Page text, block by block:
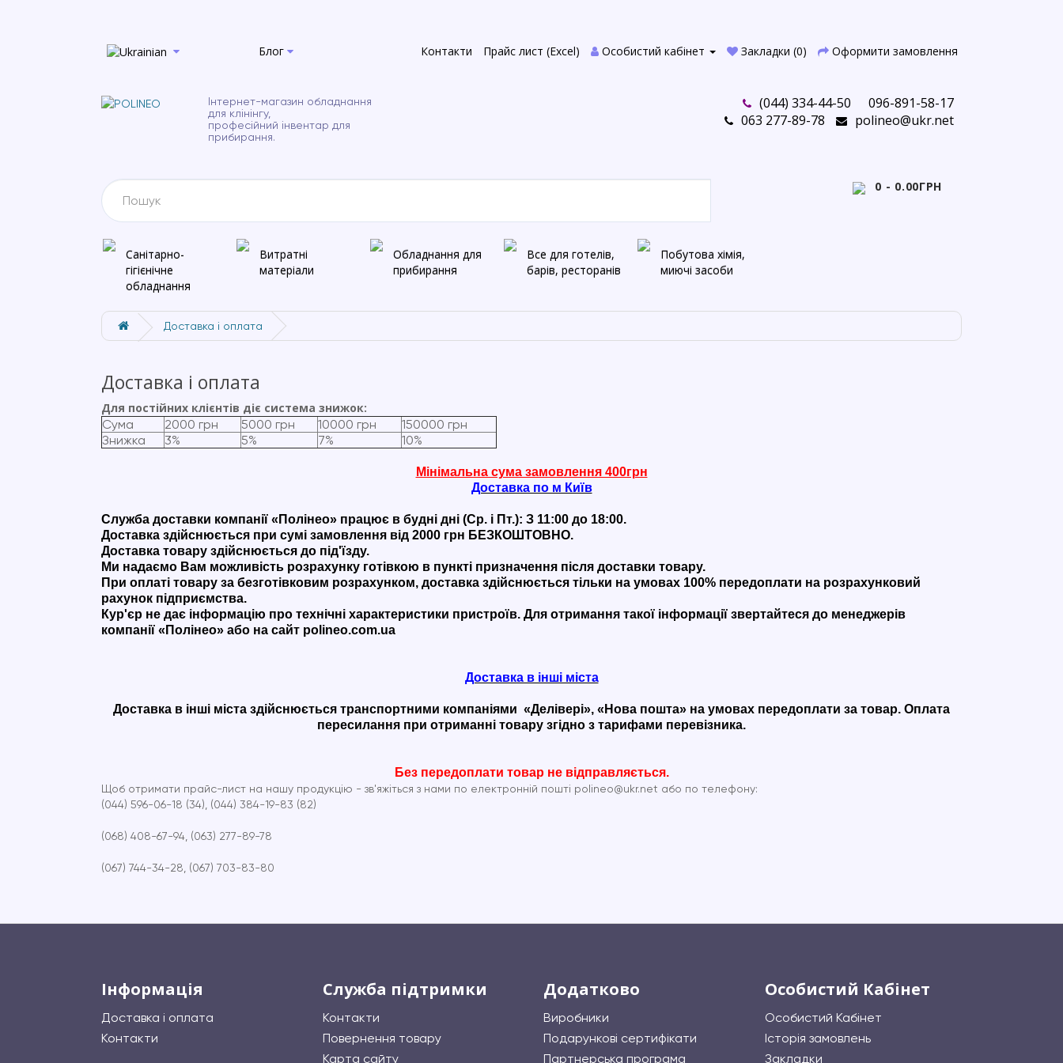
Блог Контакти Прайс лист (Excel) Особистий кабінет Закладки (0) Оформити замовлення
Інтернет-магазин обладнання
для клінінгу,
професійний інвентар для
прибирання.
(044) 334-44-50
096-891-58-17
063 277-89-78
polineo@ukr.net
0 - 0.00ГРН
Санітарно-
гігієнічне
обладнання
Витратні
матеріали
Обладнання для
прибирання
Все для готелів,
барів, ресторанів
Побутова хімія,
миючі засоби
Доставка і оплата
Доставка і оплата
Для постійних клієнтів діє система знижок:
Сума
2000 грн 5000 грн 10000 грн
150000 грн
Знижка
3% 5% 7% 10%
Мінімальна сума замовлення 400грн
Доставка по м Київ
Служба доставки компанії «Полінео» працює в будні дні (Ср. і Пт.): З 11:00 до 18:00.
Доставка здійснюється при сумі замовлення від 2000 грн БЕЗКОШТОВНО.
Доставка товару здійснюється до під'їзду.
Ми надаємо Вам можливість розрахунку готівкою в пункті призначення після доставки товару.
При оплаті товару за безготівковим розрахунком, доставка здійснюється тільки на умовах 100% передоплати на розрахунковий
рахунок підприємства.
Кур'єр не дає інформацію про технічні характеристики пристроїв. Для отримання такої інформації звертайтеся до менеджерів
компанії «Полінео» або на сайт polineo.com.ua
Доставка в інші міста
Доставка в інші міста здійснюється транспортними компаніями «Делівері», «Нова пошта» на умовах передоплати за товар. Оплата
пересилання при отриманні товару згідно з тарифами перевізника.
Без передоплати товар не відправляється.
Щоб отримати прайс-лист на нашу продукцію - зв'яжіться з нами по електронній пошті polineo@ukr.net або по телефону:
(044) 596-06-18 (34), (044) 384-19-83 (82)
(068) 408-67-94, (063) 277-89-78
(067) 744-34-28, (067) 703-83-80
Інформація
Доставка і оплата
Контакти
Служба підтримки
Контакти
Повернення товару
Карта сайту
Додатково
Виробники
Подарункові сертифікати
Партнерська програма
Особистий Кабінет
Особистий Кабінет
Історія замовлень
Закладки